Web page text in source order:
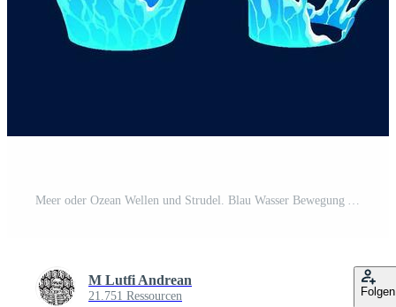
Meer oder Ozean Wellen und Strudel. Blau Wasser Bewegung Auswirkungen, fließt, Ströme, verschüttet und Krone gestalten isoliert auf Hintergrund, Flüssigkeit Wasser spritzt Vektor Karikatur Satz. Pro Vektor
M Lutfi Andrean
21.751 Ressourcen Folgen